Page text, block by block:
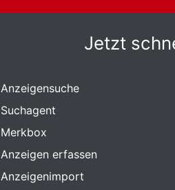
Jetzt
Anzeigensuche
Suchagent
Merkbox
Anzeigen erfassen
Anzeigenimport